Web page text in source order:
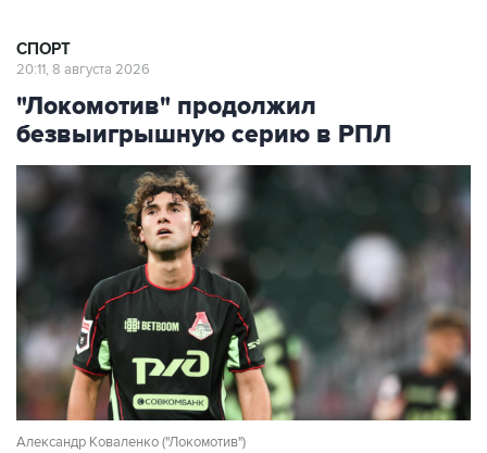
СПОРТ
20:11, 8 августа 2026
"Локомотив" продолжил
безвыигрышную серию в РПЛ
Александр Коваленко ("Локомотив")